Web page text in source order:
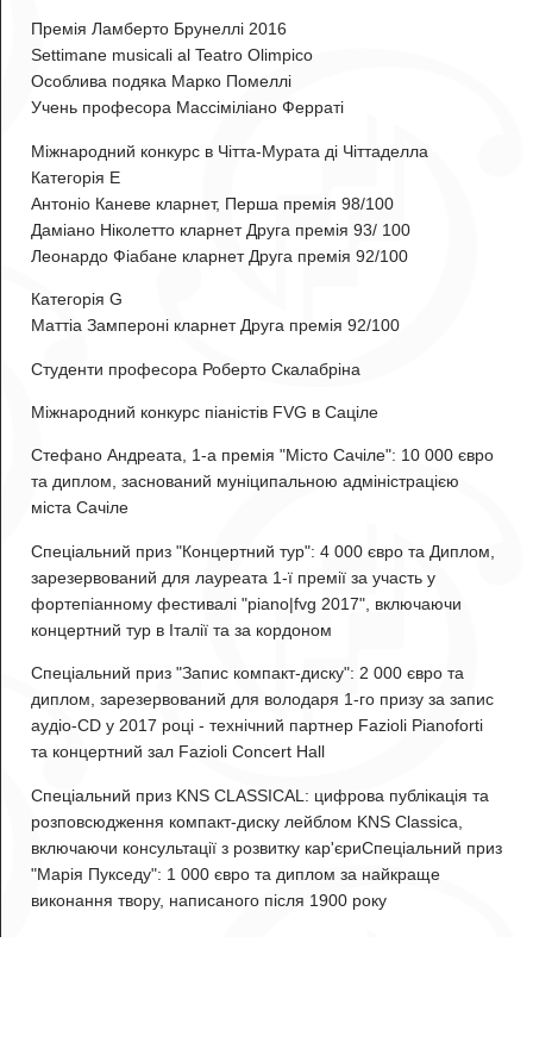
Премія Ламберто Брунеллі 2016
Settimane musicali al Teatro Olimpico
Особлива подяка Марко Помеллі
Учень професора Массіміліано Ферраті
Міжнародний конкурс в Чітта-Мурата ді Чіттаделла
Категорія E
Антоніо Каневе кларнет, Перша премія 98/100
Даміано Ніколетто кларнет Друга премія 93/ 100
Леонардо Фіабане кларнет Друга премія 92/100
Категорія G
Маттіа Зампероні кларнет Друга премія 92/100
Студенти професора Роберто Скалабріна
Міжнародний конкурс піаністів FVG в Саціле
Стефано Андреата, 1-а премія "Місто Сачіле": 10 000 євро
та диплом, заснований муніципальною адміністрацією
міста Сачіле
Спеціальний приз "Концертний тур": 4 000 євро та Диплом,
зарезервований для лауреата 1-ї премії за участь у
фортепіанному фестивалі "piano|fvg 2017", включаючи
концертний тур в Італії та за кордоном
Спеціальний приз "Запис компакт-диску": 2 000 євро та
диплом, зарезервований для володаря 1-го призу за запис
аудіо-CD у 2017 році - технічний партнер Fazioli Pianoforti
та концертний зал Fazioli Concert Hall
Спеціальний приз KNS CLASSICAL: цифрова публікація та
розповсюдження компакт-диску лейблом KNS Classica,
включаючи консультації з розвитку кар'єриСпеціальний приз
"Марія Пукседу": 1 000 євро та диплом за найкраще
виконання твору, написаного після 1900 року